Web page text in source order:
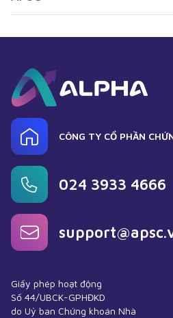
CÔNG TY CỔ PHẦN
024 3933 4666
Giấy phép hoạt động
Số 44/UBCK-GPHĐKD
do Uỷ ban Chứng khoán Nhà